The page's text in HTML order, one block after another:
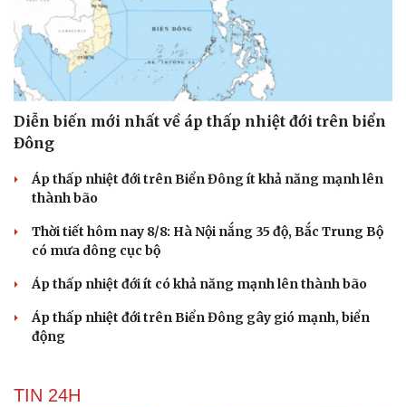
Diễn biến mới nhất về áp thấp nhiệt đới trên biển
Đông
Áp thấp nhiệt đới trên Biển Đông ít khả năng mạnh lên
thành bão
Thời tiết hôm nay 8/8: Hà Nội nắng 35 độ, Bắc Trung Bộ
có mưa dông cục bộ
Áp thấp nhiệt đới ít có khả năng mạnh lên thành bão
Áp thấp nhiệt đới trên Biển Đông gây gió mạnh, biển
động
TIN 24H